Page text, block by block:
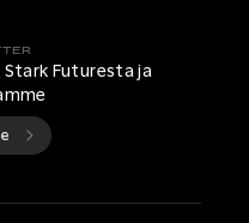
Futuresta ja